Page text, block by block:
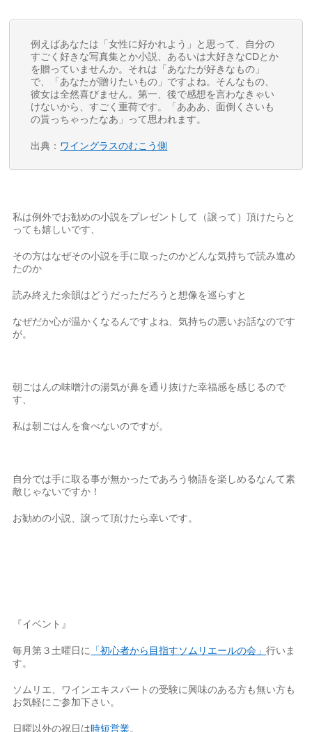
例えばあなたは「女性に好かれよう」と思って、自分の
すごく好きな写真集とか小説、あるいは大好きなCDとか
を贈っていませんか。それは「あなたが好きなもの」
で、「あなたが贈りたいもの」ですよね。そんなもの、
彼女は全然喜びません。第一、後で感想を言わなきゃい
けないから、すごく重荷です。「あああ、面倒くさいも
の貰っちゃったなあ」って思われます。
出典： ワイングラスのむこう側
私は例外でお勧めの小説をプレゼントして（譲って）頂けたらと
っても嬉しいです、
その方はなぜその小説を手に取ったのかどんな気持ちで読み進め
たのか
読み終えた余韻はどうだっただろうと想像を巡らすと
なぜだか心が温かくなるんですよね、気持ちの悪いお話なのです
が。
朝ごはんの味噌汁の湯気が鼻を通り抜けた幸福感を感じるので
す、
私は朝ごはんを食べないのですが。
自分では手に取る事が無かったであろう物語を楽しめるなんて素
敵じゃないですか！
お勧めの小説、譲って頂けたら幸いです。
『イベント』
毎月第３土曜日に 「初心者から目指すソムリエールの会」行いま
す。
ソムリエ、ワインエキスパートの受験に興味のある方も無い方も
お気軽にご参加下さい。
日曜以外の祝日は時短営業。